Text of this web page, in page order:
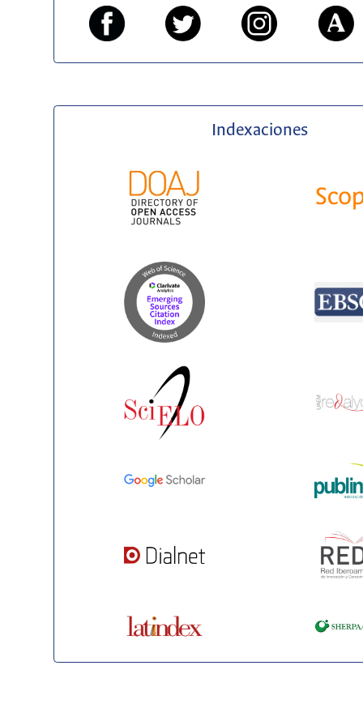
Indexaciones